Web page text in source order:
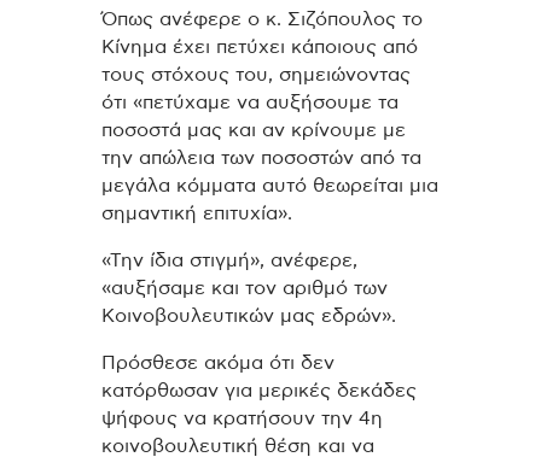
Όπως ανέφερε ο κ. Σιζόπουλος το
Κίνημα έχει πετύχει κάποιους από
τους στόχους του, σημειώνοντας
ότι «πετύχαμε να αυξήσουμε τα
ποσοστά μας και αν κρίνουμε με
την απώλεια των ποσοστών από τα
μεγάλα κόμματα αυτό θεωρείται μια
σημαντική επιτυχία».
«Την ίδια στιγμή», ανέφερε,
«αυξήσαμε και τον αριθμό των
Κοινοβουλευτικών μας εδρών».
Πρόσθεσε ακόμα ότι δεν
κατόρθωσαν για μερικές δεκάδες
ψήφους να κρατήσουν την 4η
κοινοβουλευτική θέση και να